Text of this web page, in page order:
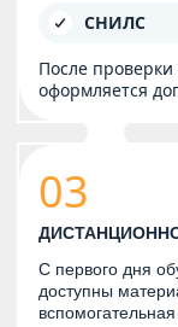
СНИЛС
После
оформляется
03
С первого дня
доступны